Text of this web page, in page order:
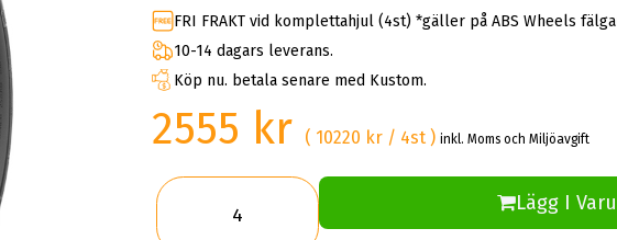
FRI FRAKT vid komplettahjul (4st) *gäller på ABS Wheels
10-14 dagars leverans.
Köp nu. betala senare med Kustom.
2555 kr ( 10220 kr / 4st )inkl. Moms och Miljöavgift
Lägg I